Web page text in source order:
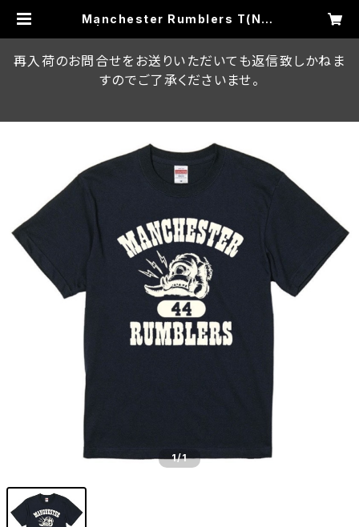
Manchester Rumblers T(Nav
再入荷のお問合せをお送りいただいても返信致しかねま
すのでご了承くださいませ。
1/1